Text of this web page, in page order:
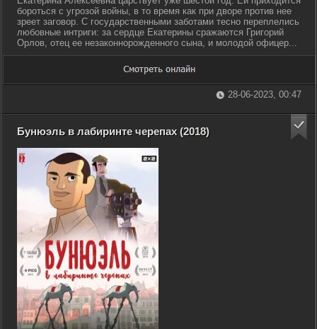
бороться с угрозой войны, в то время как при дворе против нее
зреет заговор. С государственными заботами тесно переплелись
любовные интриги: за сердце Екатерины сражаются Григорий
Орлов, отец ее незаконнорожденного сына, и молодой офицер...
28-06-2023, 00:47
Бунюэль в лабиринте черепах (2018)